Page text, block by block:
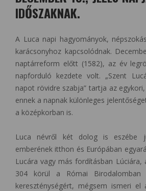
IDŐSZAKNAK.
A Luca napi hagyományok,
karácsonyhoz kapcsolódnak.
naptárreform előtt (1582), az év
napforduló kezdete volt. „Szent
napot rövidre szabja” tartja az
ennek a napnak különleges
a középkorban is.
Luca névről két dolog is eszébe
emberének itthon és Európában
Lucára vagy más fordításban Lúciára,
304 körül a Római
kereszténységért, mégsem ismeri el